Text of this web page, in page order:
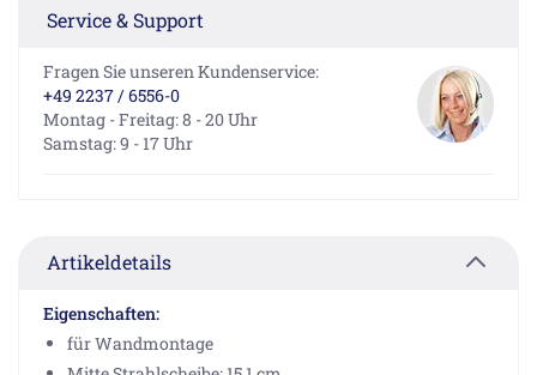
Service & Support
Fragen Sie unseren Kundenservice:
+49 2237 / 6556-0
Montag - Freitag: 8 - 20 Uhr
Samstag: 9 - 17 Uhr
Artikeldetails
Eigenschaften:
für Wandmontage